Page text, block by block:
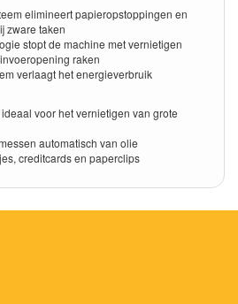
elimineert papieropstoppingen en
zware taken
stopt de machine met vernietigen
raken
verlaagt het energieverbruik
voor het vernietigen van grote
automatisch van olie
creditcards en paperclips